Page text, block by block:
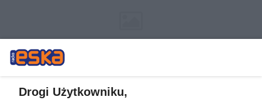
Drogi Użytkowniku,